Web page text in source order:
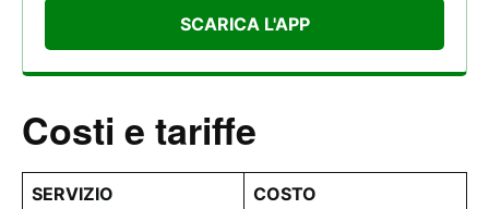
SCARICA L'APP
Costi e tariffe
SERVIZIO
COSTO